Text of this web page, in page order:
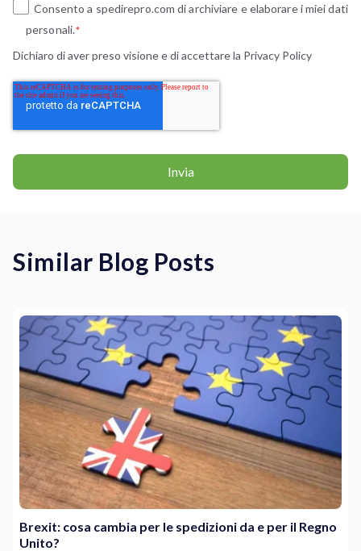
Consento a spedirepro.com di archiviare e elaborare i miei dati
personali.*
Dichiaro di aver preso visione e di accettare la Privacy Policy
Similar Blog Posts
Brexit: cosa cambia per le spedizioni da e per il Regno
Unito?